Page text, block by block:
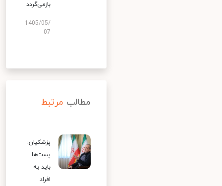
بازمی‌گردد
1405/05/
07
مطالب مرتبط
پزشکیان:
پست‌ها
باید به
افراد